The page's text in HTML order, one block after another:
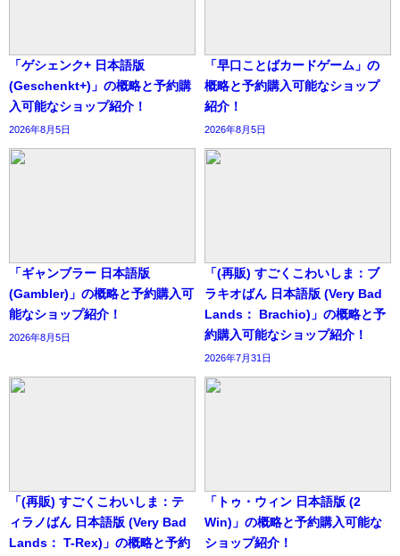
「ゲシェンク+ 日本語版
(Geschenkt+)」の概略と予約購
入可能なショップ紹介！
2026年8月5日
「早口ことばカードゲーム」の
概略と予約購入可能なショップ
紹介！
2026年8月5日
「ギャンブラー 日本語版
(Gambler)」の概略と予約購入可
能なショップ紹介！
2026年8月5日
「(再販) すごくこわいしま：ブ
ラキオばん 日本語版 (Very Bad
Lands： Brachio)」の概略と予
約購入可能なショップ紹介！
2026年7月31日
「(再販) すごくこわいしま：テ
ィラノばん 日本語版 (Very Bad
Lands： T-Rex)」の概略と予約
「トゥ・ウィン 日本語版 (2
Win)」の概略と予約購入可能な
ショップ紹介！